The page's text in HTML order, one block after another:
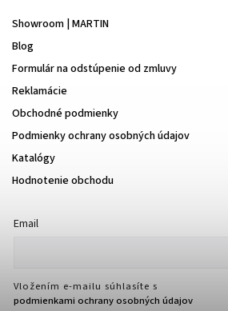
Showroom | MARTIN
Blog
Formulár na odstúpenie od zmluvy
Reklamácie
Obchodné podmienky
Podmienky ochrany osobných údajov
Katalógy
Hodnotenie obchodu
Email
Vložením e-mailu súhlasíte s
podmienkami ochrany osobných údajov